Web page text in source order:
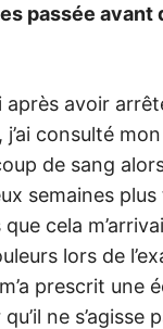
passée avant
après avoir
consulté
de sang alors
semaines plus
cela
lors de
prescrit une
qu’il ne s’agisse